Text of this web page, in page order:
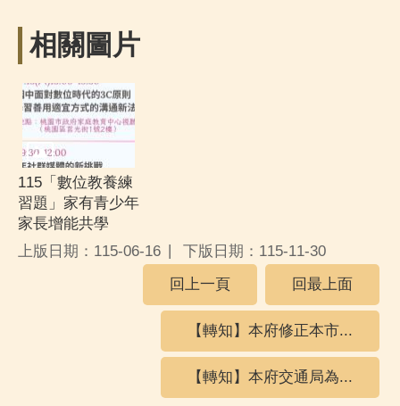
相關圖片
115「數位教養練
習題」家有青少年
家長增能共學
上版日期：115-06-16
下版日期：115-11-30
回上一頁
回最上面
【轉知】本府修正本市...
【轉知】本府交通局為...